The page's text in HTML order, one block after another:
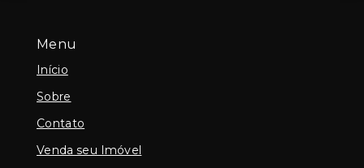
Menu
Início
Sobre
Contato
Venda seu Imóvel